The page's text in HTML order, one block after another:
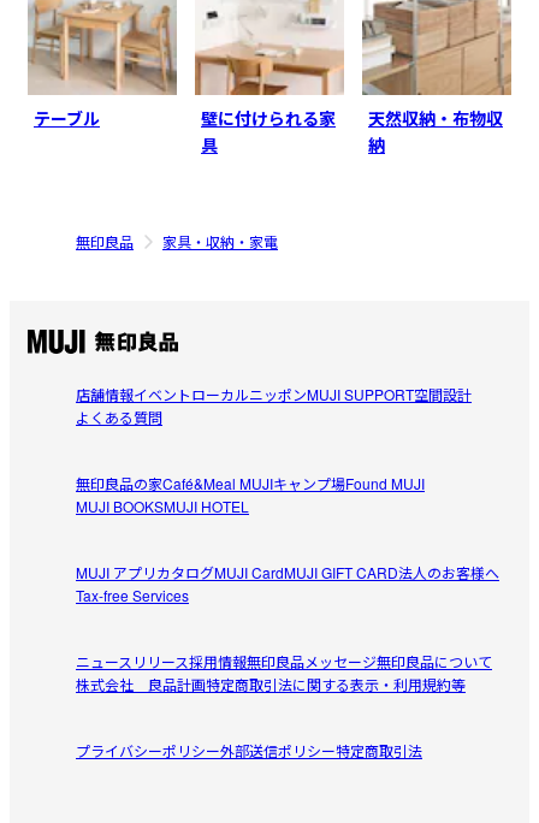
テーブル
壁に付けられる家
具
天然収納・布物収
納
無印良品 家具・収納・家電
店舗情報イベントローカルニッポンMUJI SUPPORT空間設計
よくある質問
無印良品の家Café&Meal MUJIキャンプ場Found MUJI
MUJI BOOKSMUJI HOTEL
MUJI アプリカタログMUJI CardMUJI GIFT CARD法人のお客様へ
Tax-free Services
ニュースリリース採用情報無印良品メッセージ無印良品について
株式会社 良品計画特定商取引法に関する表示・利用規約等
プライバシーポリシー外部送信ポリシー特定商取引法